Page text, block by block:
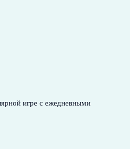
игре с ежедневными